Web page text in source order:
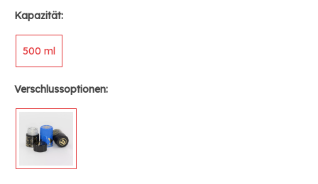
Kapazität:
500 ml
Verschlussoptionen: